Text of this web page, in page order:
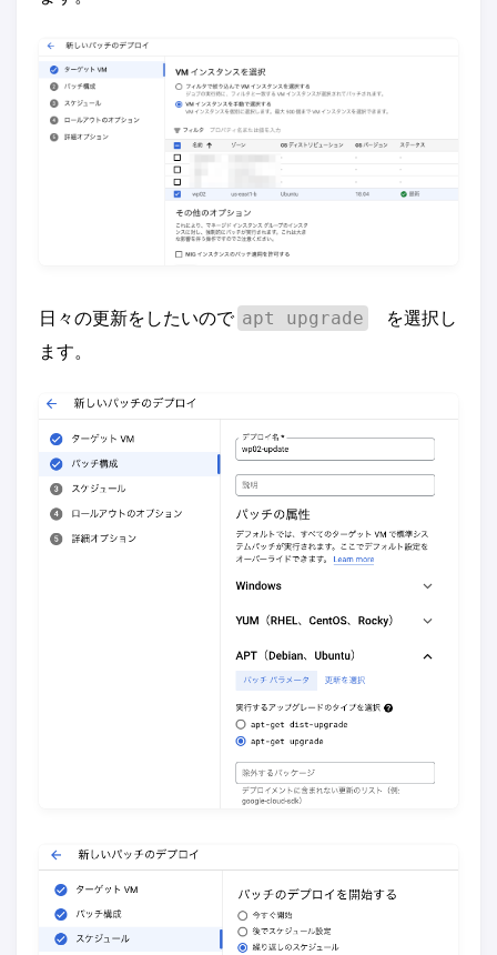
日々の更新をしたいので apt upgrade
を選択し
ます。